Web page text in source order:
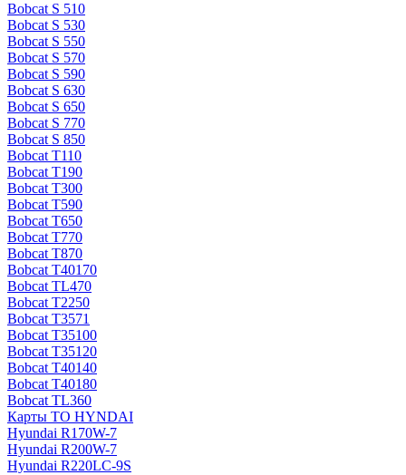
Bobcat S 510
Bobcat S 530
Bobcat S 550
Bobcat S 570
Bobcat S 590
Bobcat S 630
Bobcat S 650
Bobcat S 770
Bobcat S 850
Bobcat T110
Bobcat T190
Bobcat T300
Bobcat T590
Bobcat T650
Bobcat T770
Bobcat T870
Bobcat T40170
Bobcat TL470
Bobcat Т2250
Bobcat Т3571
Bobcat Т35100
Bobcat Т35120
Bobcat Т40140
Bobcat Т40180
Bobcat ТL360
Карты ТО HYNDAI
Hyundai R170W-7
Hyundai R200W-7
Hyundai R220LC-9S